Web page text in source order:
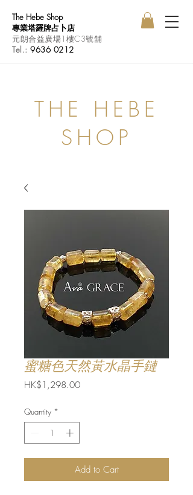
The Hebe Shop
專業塔羅牌占卜店
元朗合益廣場1樓C3號舖
Tel.:9636 0212
THE HEBE
SHOP
蜜糖色天然黃水晶手鏈
HK$1,298.00Price
Quantity *
Add to Cart